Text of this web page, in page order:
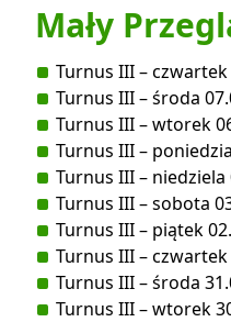
Mały
Turnus III –
Turnus III – środa
Turnus III – wtorek
Turnus III –
Turnus III – niedziela
Turnus III – sobota
Turnus III – piątek
Turnus III – czwartek
Turnus III – środa
Turnus III – wtorek